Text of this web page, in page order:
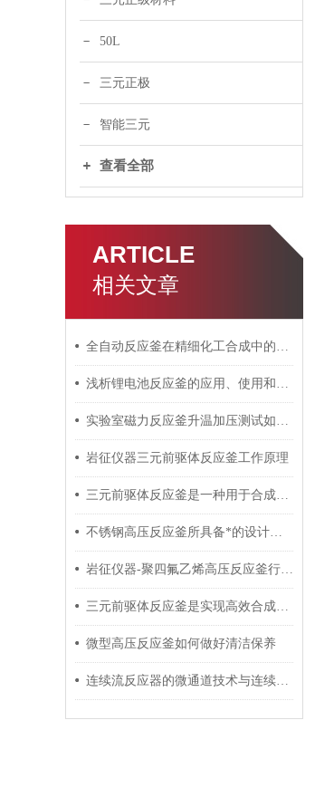
50L
三元正极
智能三元
查看全部
ARTICLE
相关文章
全自动反应釜在精细化工合成中的设计要点与典型应用
浅析锂电池反应釜的应用、使用和维护
实验室磁力反应釜升温加压测试如何操作
岩征仪器三元前驱体反应釜工作原理
三元前驱体反应釜是一种用于合成电池材料的设备
不锈钢高压反应釜所具备*的设计特点
岩征仪器-聚四氟乙烯高压反应釜行业标准
三元前驱体反应釜是实现高效合成的关键设备
微型高压反应釜如何做好清洁保养
连续流反应器的微通道技术与连续化工艺开发探讨